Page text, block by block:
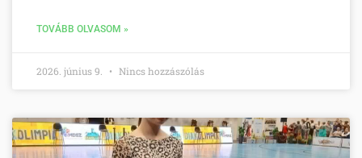
TOVÁBB OLVASOM »
2026. június 9. Nincs hozzászólás